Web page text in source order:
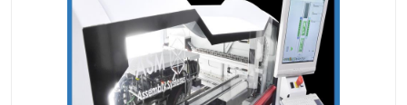
TR5001
自动光学检测TR7710 XS全自动高速贴片机
TX 全自动高速贴片机